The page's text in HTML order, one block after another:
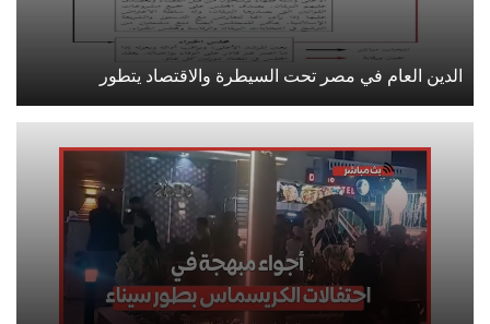
الدين العام في مصر تحت السيطرة والاقتصاد يتطور